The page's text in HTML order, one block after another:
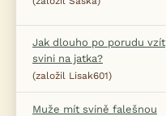
Jak dlouho po porudu vzít
svini na jatka?
(založil Lisak601)
Muže mít svině falešnou